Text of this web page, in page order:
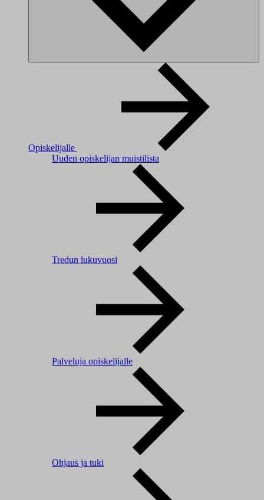
Opiskelijalle
Uuden opiskelijan muistilista
Tredun lukuvuosi
Palveluja opiskelijalle
Ohjaus ja tuki